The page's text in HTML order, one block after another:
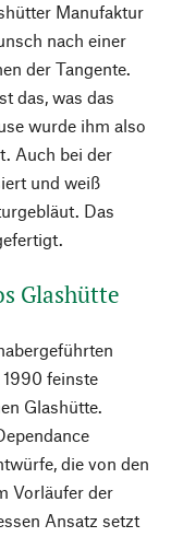
Manufaktur
nach einer
der Tangente.
das, was das
wurde ihm also
Auch bei der
und weiß
Das
Glashütte
feinste
Glashütte.
die von den
Vorläufer der
Ansatz setzt